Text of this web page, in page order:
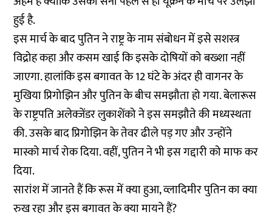
हुई है.
इस मार्च के बाद पुतिन ने राष्ट्र के नाम संबोधन में इसे सशस्त्र
विद्रोह कहा और कसम खाई कि इसके दोषियों को बख्शा नहीं
जाएगा. हालांकि इस बगावत के 12 घंटे के अंदर ही वागनर के
मुखिया प्रिगोझिन और पुतिन के बीच समझौता हो गया. बेलारूस
के राष्ट्रपति अलेक्जेंडर लुकाशेंको ने इस समझौते की मध्यस्थता
की. उसके बाद प्रिगोझिन के तेवर ढीले पड़ गए और उन्होंने
मास्को मार्च रोक दिया. वहीं, पुतिन ने भी इस गद्दारी को माफ कर
दिया.
सारांश में जानते हैं कि रूस में क्या हुआ, व्लादिमीर पुतिन का क्या
रुख रहा और इस बगावत के क्या मायने हैं?